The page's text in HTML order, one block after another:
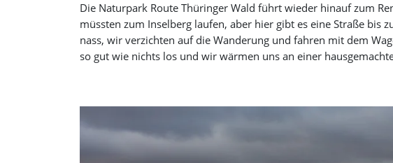
Die Naturpark Route Thüringer Wald führt wieder hinauf zum
müssten zum Inselberg laufen, aber hier gibt es eine Straße bis
nass, wir verzichten auf die Wanderung und fahren mit dem
so gut wie nichts los und wir wärmen uns an einer